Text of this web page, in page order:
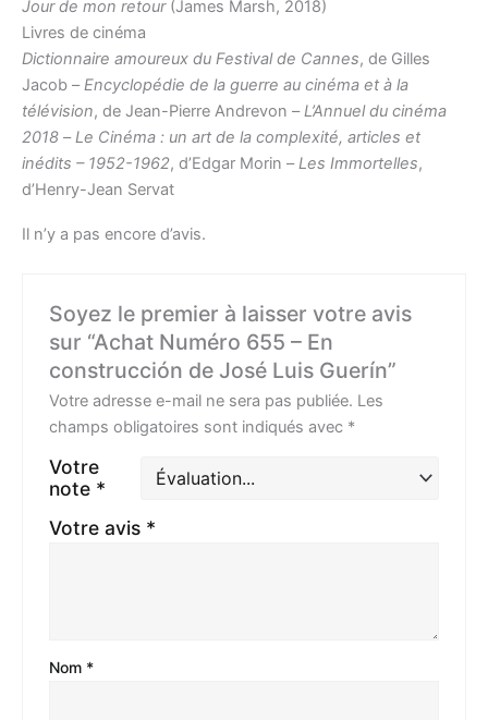
Jour de mon retour(James Marsh, 2018)
Livres de cinéma
Dictionnaire amoureux du Festival de Cannes, de Gilles
Jacob –Encyclopédie de la guerre au cinéma et à la
télévision, de Jean-Pierre Andrevon –L’Annuel du cinéma
2018 –Le Cinéma : un art de la complexité, articles et
inédits – 1952-1962, d’Edgar Morin –Les Immortelles,
d’Henry-Jean Servat
Il n’y a pas encore d’avis.
Soyez le premier à laisser votre avis
sur “Achat Numéro 655 – En
construcción de José Luis Guerín”
Votre adresse e-mail ne sera pas publiée. Les
champs obligatoires sont indiqués avec *
Votre
note *
Votre avis *
Nom *